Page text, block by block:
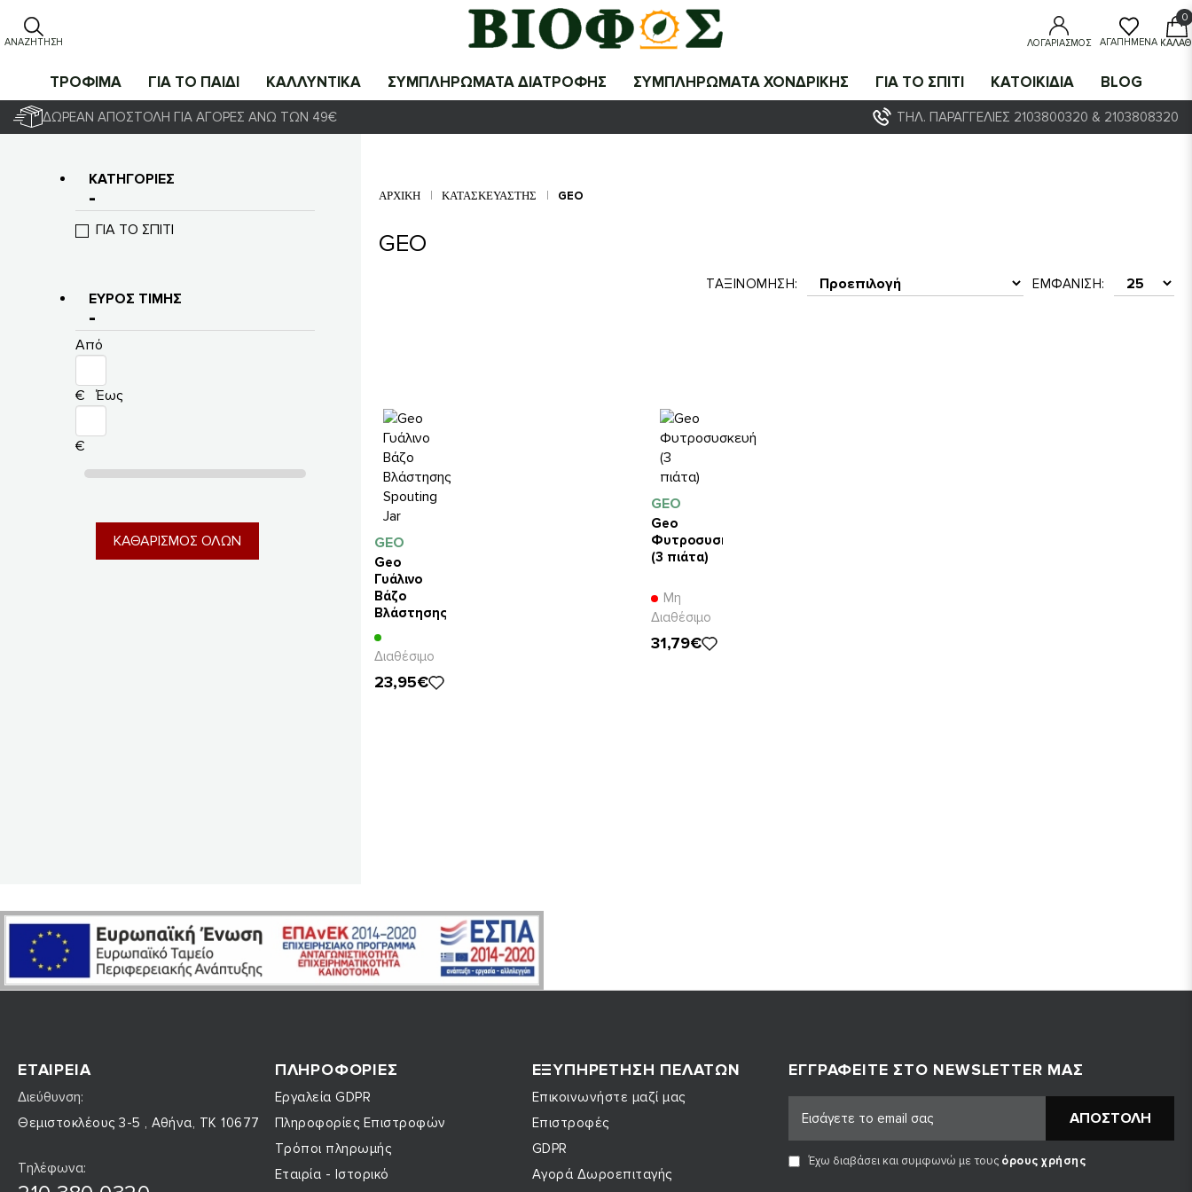
ΑΝΑΖΉΤΗΣΗ ΛΟΓΑΡΙΑΣΜΌΣ ΑΓΑΠΗΜΈΝΑ
0
ΤΡΟΦΙΜΑ ΓΙΑ ΤΟ ΠΑΙΔΙ ΚΑΛΛΥΝΤΙΚΑ ΣΥΜΠΛΗΡΩΜΑΤΑ ΔΙΑΤΡΟΦΗΣ ΣΥΜΠΛΗΡΩΜΑΤΑ ΧΟΝΔΡΙΚΗΣ ΓΙΑ ΤΟ ΣΠΙΤΙ ΚΑΤΟΙΚΙΔΙΑ BLOG
ΔΩΡΕΆΝ ΑΠΟΣΤΟΛΉ ΓΙΑ ΑΓΟΡΈΣ ΆΝΩ ΤΩΝ 49€ ΤΗΛ. ΠΑΡΑΓΓΕΛΊΕΣ 2103800320 & 2103808320
ΚΑΤΗΓΟΡΊΕΣ
ΓΙΑ ΤΟ ΣΠΙΤΙ
ΕΎΡΟΣ ΤΙΜΉΣ
Από
€ Έως
€
ΚΑΘΑΡΙΣΜΟΣ ΟΛΩΝ
ΑΡΧΙΚΉ ΚΑΤΑΣΚΕΥΑΣΤΉΣ GEO
GEO
ΤΑΞΙΝΌΜΗΣΗ: ΕΜΦΆΝΙΣΗ:
GEO
Geo
Γυάλινο
Βάζο
Βλάστησης
Jar
Διαθέσιμο
23,95€
GEO
Geo
Φυτροσυσκευή
(3 πιάτα)
Μη
Διαθέσιμο
31,79€
ΕΤΑΙΡΕΊΑ
Διεύθυνση:
Θεμιστοκλέους 3-5 , Αθήνα, ΤΚ 10677
Τηλέφωνα:
ΠΛΗΡΟΦΟΡΊΕΣ
Εργαλεία GDPR
Πληροφορίες Επιστροφών
Τρόποι πληρωμής
Εταιρία - Ιστορικό
ΕΞΥΠΗΡΈΤΗΣΗ ΠΕΛΑΤΏΝ
Επικοινωνήστε μαζί μας
Επιστροφές
GDPR
Αγορά Δωροεπιταγής
ΕΓΓΡΑΦΕΊΤΕ ΣΤΟ NEWSLETTER ΜΑΣ
ΑΠΟΣΤΟΛΉ
Έχω διαβάσει και συμφωνώ με τους όρους χρήσης